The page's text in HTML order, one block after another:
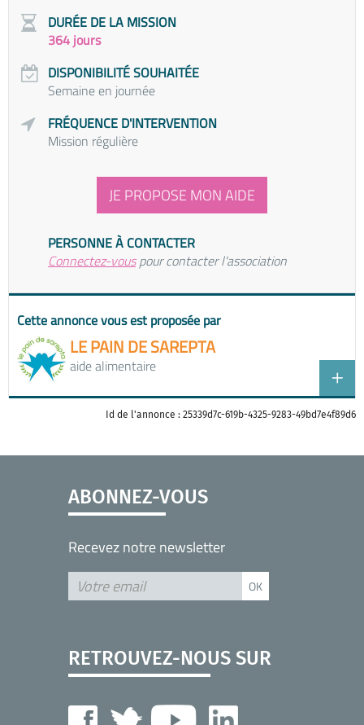
DURÉE DE LA MISSION
364 jours
DISPONIBILITÉ SOUHAITÉE
Semaine en journée
FRÉQUENCE D'INTERVENTION
Mission régulière
JE PROPOSE MON AIDE
PERSONNE À CONTACTER
Connectez-vouspour contacter l'association
Cette annonce vous est proposée par
LE PAIN DE SAREPTA
aide alimentaire
Id de l'annonce : 25339d7c-619b-4325-9283-49bd7e4f89d6
ABONNEZ-VOUS
Recevez notre newsletter
RETROUVEZ-NOUS SUR